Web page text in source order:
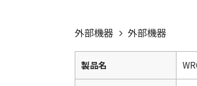
外部機器 外部機器
製品名